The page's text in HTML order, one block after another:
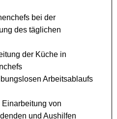
bei der
des täglichen
der Küche in
Arbeitsablaufs
von
und Aushilfen